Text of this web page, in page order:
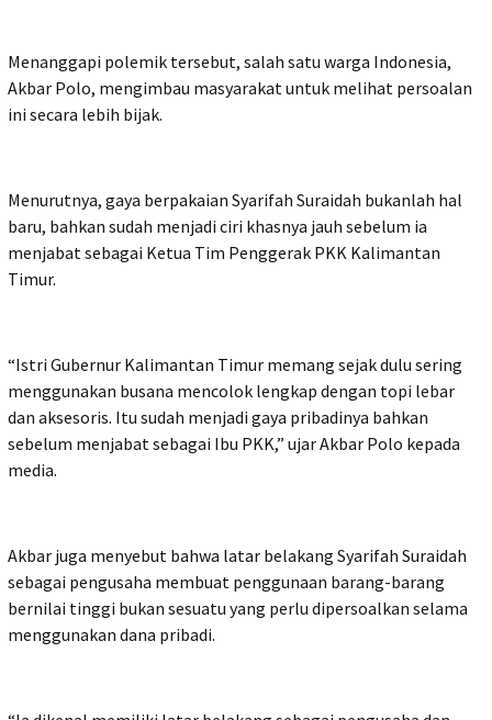
Menanggapi polemik tersebut, salah satu warga Indonesia,
Akbar Polo, mengimbau masyarakat untuk melihat persoalan
ini secara lebih bijak.
Menurutnya, gaya berpakaian Syarifah Suraidah bukanlah hal
baru, bahkan sudah menjadi ciri khasnya jauh sebelum ia
menjabat sebagai Ketua Tim Penggerak PKK Kalimantan
Timur.
“Istri Gubernur Kalimantan Timur memang sejak dulu sering
menggunakan busana mencolok lengkap dengan topi lebar
dan aksesoris. Itu sudah menjadi gaya pribadinya bahkan
sebelum menjabat sebagai Ibu PKK,” ujar Akbar Polo kepada
media.
Akbar juga menyebut bahwa latar belakang Syarifah Suraidah
sebagai pengusaha membuat penggunaan barang-barang
bernilai tinggi bukan sesuatu yang perlu dipersoalkan selama
menggunakan dana pribadi.